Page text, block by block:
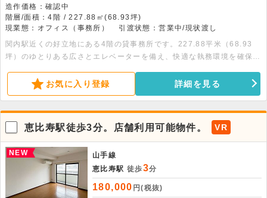
造作価格：確認中
階層/面積：4階 / 227.88㎡(68.93坪)
現業態：オフィス（事務所）
引渡状態：営業中/現状渡し
関内駅近くの好立地にある4階の貸事務所です。227.88平米（68.93
坪）のゆとりある広さとエレベーターを備え、快適な執務環境を確保で
お気に入り登録 詳細を見る
恵比寿駅徒歩3分。店舗利用可能物件。 VR
NEW
山手線
恵比寿駅 徒歩3分
180,000 円(税抜)